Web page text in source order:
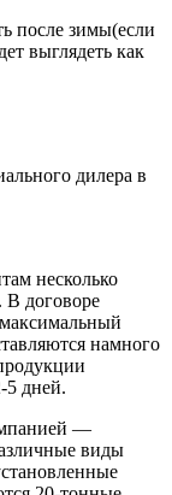
после зимы(если
выглядеть как
дилера в
несколько
В договоре
намного
5 дней.
—
виды